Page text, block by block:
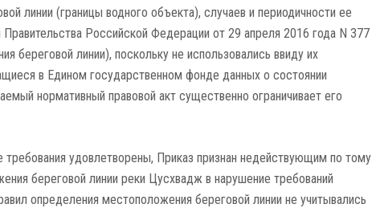
линии (границы водного объекта), случаев и периодичности ее
Российской Федерации от 29 апреля 2016 года N 377
береговой линии), поскольку не использовались ввиду их
в Едином государственном фонде данных о состоянии
нормативный правовой акт существенно ограничивает его
удовлетворены, Приказ признан недействующим по тому
береговой линии реки Цусхвадж в нарушение требований
определения местоположения береговой линии не учитывались